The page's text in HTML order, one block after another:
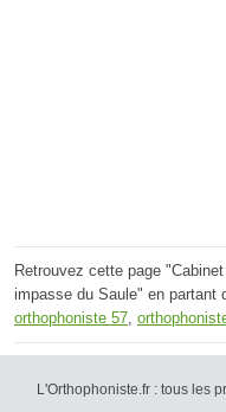
Retrouvez cette page
impasse du Saule" en partant
orthophoniste 57,
L'Orthophoniste.fr : tous les